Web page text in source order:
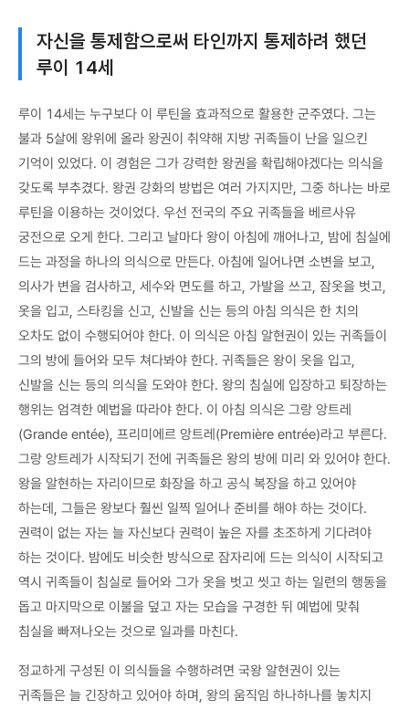
자신을 통제함으로써 타인까지 통제하려 했던
루이 14세
루이 14세는 누구보다 이 루틴을 효과적으로 활용한 군주였다. 그는
불과 5살에 왕위에 올라 왕권이 취약해 지방 귀족들이 난을 일으킨
기억이 있었다. 이 경험은 그가 강력한 왕권을 확립해야겠다는 의식을
갖도록 부추겼다. 왕권 강화의 방법은 여러 가지지만, 그중 하나는 바로
루틴을 이용하는 것이었다. 우선 전국의 주요 귀족들을 베르사유
궁전으로 오게 한다. 그리고 날마다 왕이 아침에 깨어나고, 밤에 침실에
드는 과정을 하나의 의식으로 만든다. 아침에 일어나면 소변을 보고,
의사가 변을 검사하고, 세수와 면도를 하고, 가발을 쓰고, 잠옷을 벗고,
옷을 입고, 스타킹을 신고, 신발을 신는 등의 아침 의식은 한 치의
오차도 없이 수행되어야 한다. 이 의식은 아침 알현권이 있는 귀족들이
그의 방에 들어와 모두 쳐다봐야 한다. 귀족들은 왕이 옷을 입고,
신발을 신는 등의 의식을 도와야 한다. 왕의 침실에 입장하고 퇴장하는
행위는 엄격한 예법을 따라야 한다. 이 아침 의식은 그랑 앙트레
(Grande entée), 프리미에르 앙트레(Première entrée)라고 부른다.
그랑 앙트레가 시작되기 전에 귀족들은 왕의 방에 미리 와 있어야 한다.
왕을 알현하는 자리이므로 화장을 하고 공식 복장을 하고 있어야
하는데, 그들은 왕보다 훨씬 일찍 일어나 준비를 해야 하는 것이다.
권력이 없는 자는 늘 자신보다 권력이 높은 자를 초조하게 기다려야
하는 것이다. 밤에도 비슷한 방식으로 잠자리에 드는 의식이 시작되고
역시 귀족들이 침실로 들어와 그가 옷을 벗고 씻고 하는 일련의 행동을
돕고 마지막으로 이불을 덮고 자는 모습을 구경한 뒤 예법에 맞춰
침실을 빠져나오는 것으로 일과를 마친다.
정교하게 구성된 이 의식들을 수행하려면 국왕 알현권이 있는
귀족들은 늘 긴장하고 있어야 하며, 왕의 움직임 하나하나를 놓치지